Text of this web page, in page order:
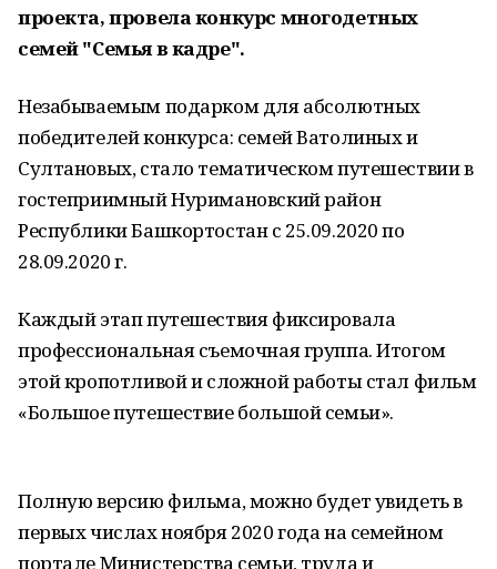
проекта, провела конкурс многодетных
семей "Семья в кадре".
Незабываемым подарком для абсолютных
победителей конкурса: семей Ватолиных и
Султановых, стало тематическом путешествии в
гостеприимный Нуримановский район
Республики Башкортостан с 25.09.2020 по
28.09.2020 г.
Каждый этап путешествия фиксировала
профессиональная съемочная группа. Итогом
этой кропотливой и сложной работы стал фильм
«Большое путешествие большой семьи».
Полную версию фильма, можно будет увидеть в
первых числах ноября 2020 года на семейном
портале Министерства семьи, труда и